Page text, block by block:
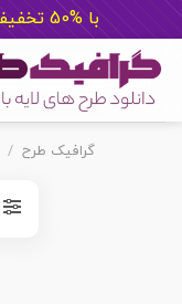
با %50 تخفیف اشتراک بخر
content
گرافیک طرح /